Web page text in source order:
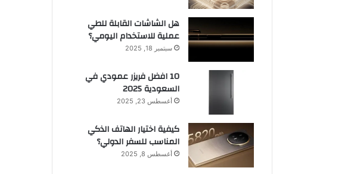
هل الشاشات القابلة للطي
عملية للاستخدام اليومي؟
سبتمبر 18, 2025
10 افضل فريزر عمودي​ في
السعودية​ 2025
أغسطس 23, 2025
كيفية اختيار الهاتف الذكي
المناسب للسفر الدولي؟
أغسطس 8, 2025